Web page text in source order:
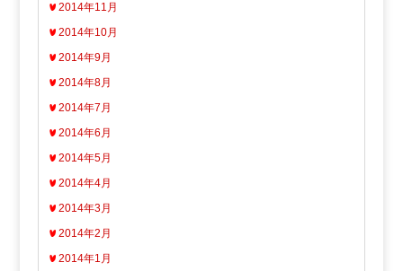
2014年11月
2014年10月
2014年9月
2014年8月
2014年7月
2014年6月
2014年5月
2014年4月
2014年3月
2014年2月
2014年1月